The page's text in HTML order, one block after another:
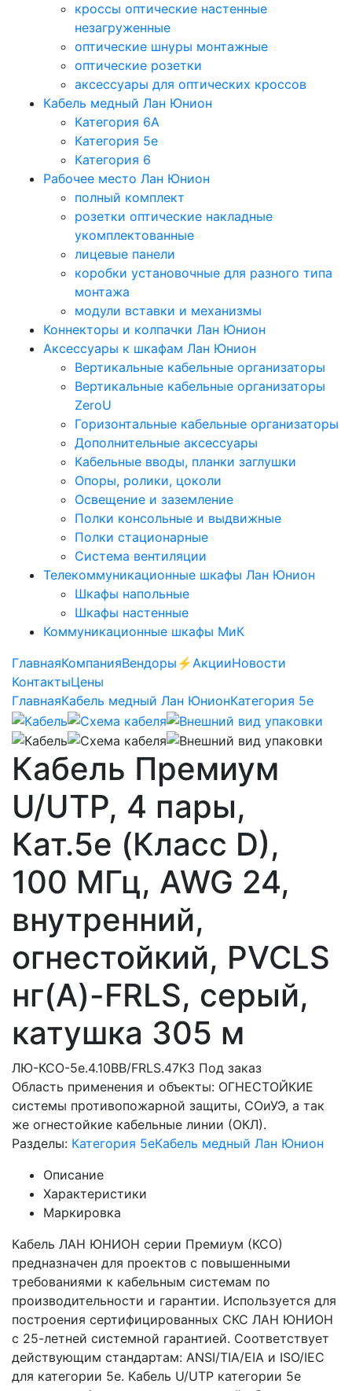
кроссы оптические настенные
незагруженные
оптические шнуры монтажные
оптические розетки
аксессуары для оптических кроссов
Кабель медный Лан Юнион
Категория 6A
Категория 5e
Категория 6
Рабочее место Лан Юнион
полный комплект
розетки оптические накладные
укомплектованные
лицевые панели
коробки установочные для разного типа
монтажа
модули вставки и механизмы
Коннекторы и колпачки Лан Юнион
Аксессуары к шкафам Лан Юнион
Вертикальные кабельные организаторы
Вертикальные кабельные организаторы
ZeroU
Горизонтальные кабельные организаторы
Дополнительные аксессуары
Кабельные вводы, планки заглушки
Опоры, ролики, цоколи
Освещение и заземление
Полки консольные и выдвижные
Полки стационарные
Система вентиляции
Телекоммуникационные шкафы Лан Юнион
Шкафы напольные
Шкафы настенные
Коммуникационные шкафы МиК
ГлавнаяКомпанияВендоры ⚡️АкцииНовости
КонтактыЦены
ГлавнаяКабель медный Лан ЮнионКатегория 5e
Кабель Премиум
U/UTP, 4 пары,
Кат.5e (Класс D),
100 МГц, AWG 24,
внутренний,
огнестойкий, PVCLS
нг(A)-FRLS, серый,
катушка 305 м
ЛЮ-КСО-5e.4.10ВВ/FRLS.47К3 Под заказ
Область применения и объекты: ОГНЕСТОЙКИЕ
системы противопожарной защиты, СОиУЭ, а так
же огнестойкие кабельные линии (ОКЛ).
Разделы: Категория 5eКабель медный Лан Юнион
Описание
Характеристики
Маркировка
Кабель ЛАН ЮНИОН серии Премиум (КСО)
предназначен для проектов с повышенными
требованиями к кабельным системам по
производительности и гарантии. Используется для
построения сертифицированных СКС ЛАН ЮНИОН
с 25-летней системной гарантией. Соответствует
действующим стандартам: ANSI/TIA/EIA и ISO/IEC
для категории 5е. Кабель U/UTP категории 5e